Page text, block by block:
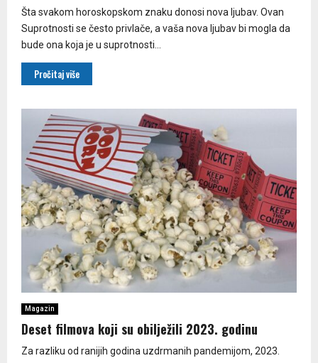
Šta svakom horoskopskom znaku donosi nova ljubav. Ovan
Suprotnosti se često privlače, a vaša nova ljubav bi mogla da
bude ona koja je u suprotnosti...
Pročitaj više
Magazin
Deset filmova koji su obilježili 2023. godinu
Za razliku od ranijih godina uzdrmanih pandemijom, 2023.